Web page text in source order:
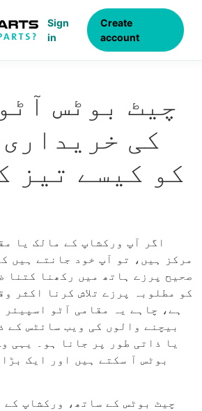
Sign
in
Create
account
چیٹ بوٹس
کی
کو کیسے تیز
اگر آپ ورکشاپ کے مالک یا
مرکز ہیں، تو آپ خود جانتے ہیں
صحیح پرزے ہاتھ میں رکھنا کتنا
کو مطلوبہ پرزے تلاش کرنا اکثر
ہے، چاہے یہ مقامی آٹو اسپیئر
بیچنے والوں کی ویب سائٹس کے
یا ذاتی طور پر جانا ہو۔ یہی
بوٹس آ سکتے ہیں اور ایک
چیٹ بوٹس کے ساتھ، ورکشاپ